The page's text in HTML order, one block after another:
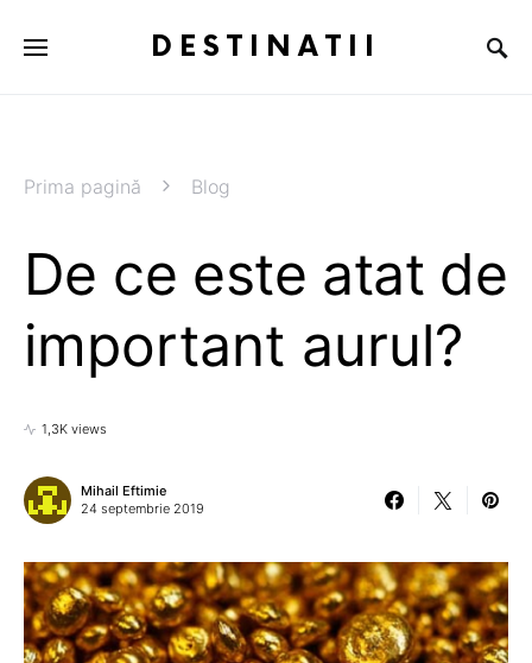
DESTINATII
Prima pagină Blog
De ce este atat de
important aurul?
1,3K views
Mihail Eftimie
24 septembrie 2019